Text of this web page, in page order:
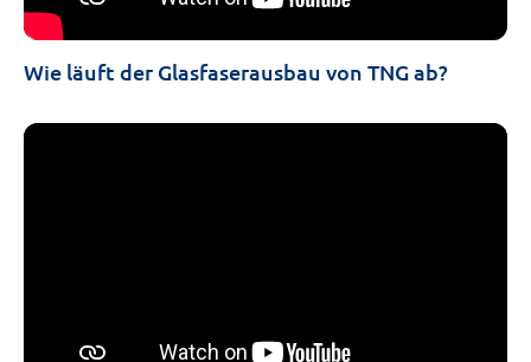
Wie läuft der Glasfaserausbau von TNG ab?